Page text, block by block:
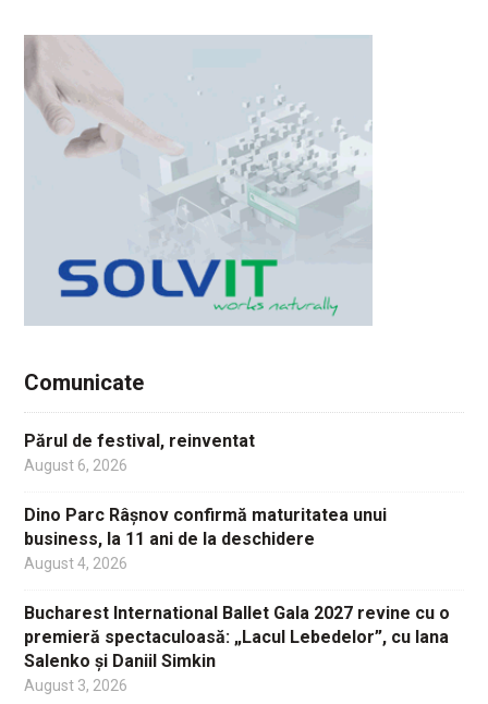
Comunicate
Părul de festival, reinventat
August 6, 2026
Dino Parc Râșnov confirmă maturitatea unui
business, la 11 ani de la deschidere
August 4, 2026
Bucharest International Ballet Gala 2027 revine cu o
premieră spectaculoasă: „Lacul Lebedelor”, cu Iana
Salenko și Daniil Simkin
August 3, 2026